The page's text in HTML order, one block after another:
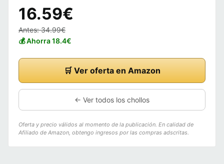
16.59€
Antes: 34.99€
💰 Ahorra 18.4€
🛒 Ver oferta en Amazon
← Ver todos los chollos
Oferta y precio válidos al momento de la publicación. En calidad de
Afiliado de Amazon, obtengo ingresos por las compras adscritas.